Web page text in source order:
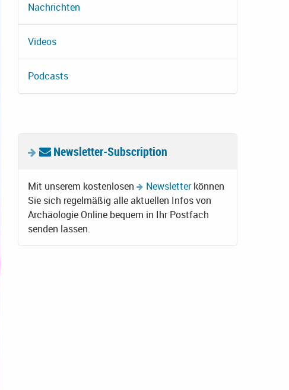
Nachrichten
Videos
Podcasts
Newsletter-Subscription
Mit unserem kostenlosen Newsletterkönnen
Sie sich regelmäßig alle aktuellen Infos von
Archäologie Online bequem in Ihr Postfach
senden lassen.